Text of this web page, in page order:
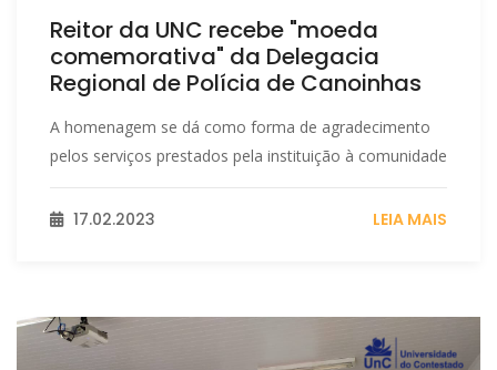
Reitor da UNC recebe "moeda
comemorativa" da Delegacia
Regional de Polícia de Canoinhas
A homenagem se dá como forma de agradecimento
pelos serviços prestados pela instituição à comunidade
17.02.2023 LEIA MAIS